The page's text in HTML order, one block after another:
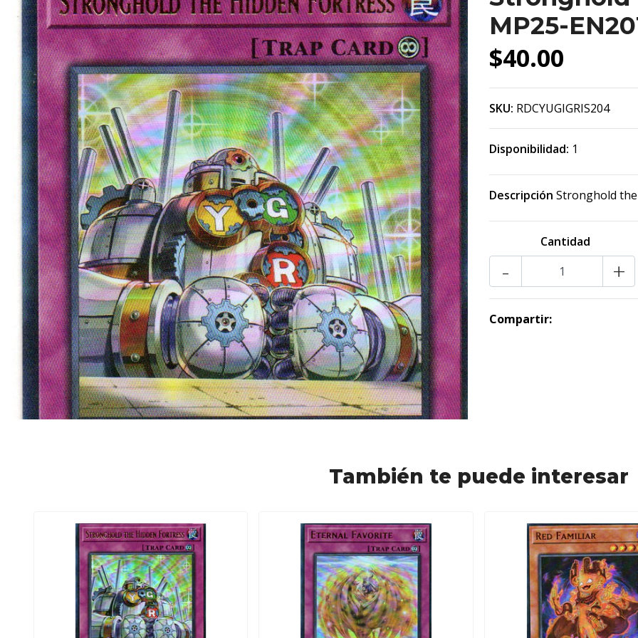
MP25-
$40.00
SKU: RDCYUGIGRIS204
Disponibilidad: 1
Descripción Stronghold
Cantidad
+
-
Compartir:
También te puede interesar